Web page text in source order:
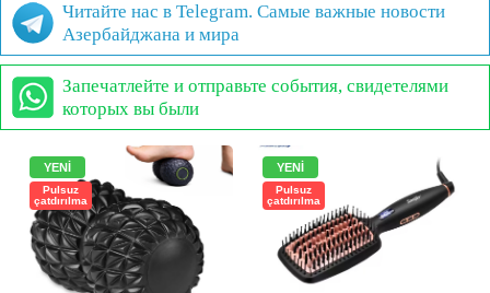
Читайте нас в Telegram. Самые важные новости
Азербайджана и мира
Запечатлейте и отправьте события, свидетелями
которых вы были